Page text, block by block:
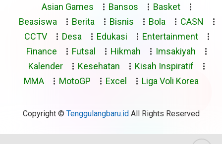
Asian Games
Bansos
Basket
Beasiswa
Berita Bisnis Bola
CASN
CCTV
Desa Edukasi
Entertainment
Finance
Futsal Hikmah
Imsakiyah
Kalender
Kesehatan
Kisah Inspiratif
MMA
MotoGP Excel Liga Voli Korea
Copyright © Tenggulangbaru.idAll Rights Reserved